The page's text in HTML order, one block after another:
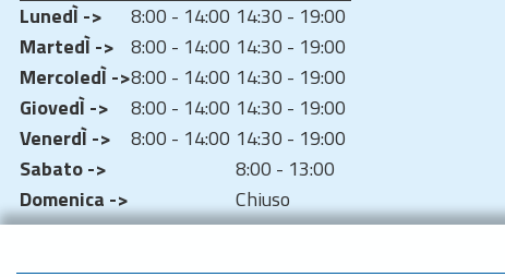
LunedÌ ->
8:00 - 14:00 14:30 - 19:00
MartedÌ -> 8:00 - 14:00 14:30 - 19:00
MercoledÌ ->8:00 - 14:00 14:30 - 19:00
GiovedÌ ->
8:00 - 14:00 14:30 - 19:00
VenerdÌ ->
8:00 - 14:00 14:30 - 19:00
Sabato ->
8:00 - 13:00
Domenica ->
Chiuso